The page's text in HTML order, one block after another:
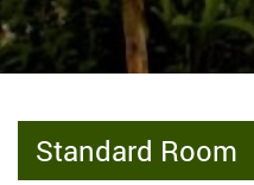
Standard Room